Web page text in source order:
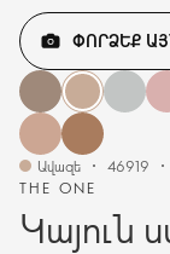
THE ONE
Կայուն
ՓՈՐՁԵՔ
Ավազե 46919